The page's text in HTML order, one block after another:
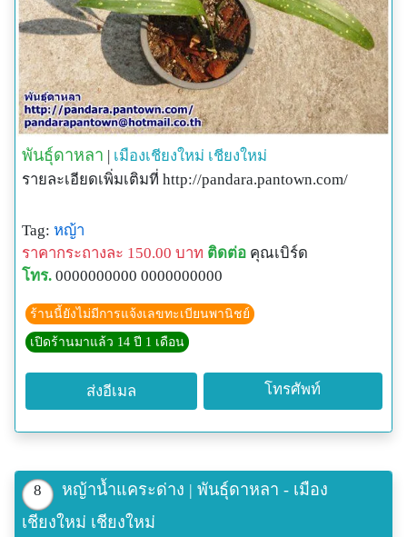
พันธุ์ดาหลา | เมืองเชียงใหม่ เชียงใหม่
รายละเอียดเพิ่มเติมที่ http://pandara.pantown.com/
Tag: หญ้า
ราคากระถางละ 150.00 บาท ติดต่อ คุณเบิร์ด
โทร. 0000000000 0000000000
ร้านนี้ยังไม่มีการแจ้งเลขทะเบียนพานิชย์
เปิดร้านมาแล้ว 14 ปี 1 เดือน
ส่งอีเมล โทรศัพท์
8
หญ้าน้ำแคระด่าง | พันธุ์ดาหลา - เมือง
เชียงใหม่ เชียงใหม่